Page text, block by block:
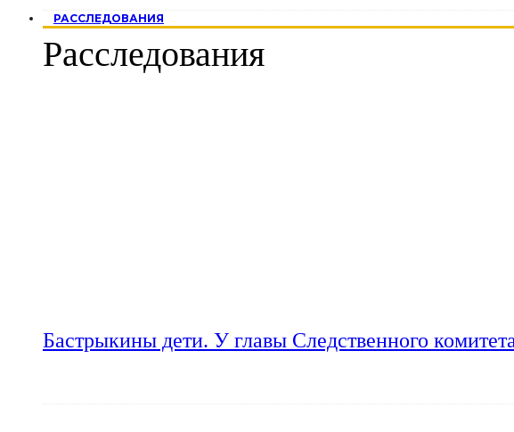
РАССЛЕДОВАНИЯ
Расследования
Бастрыкины дети. У главы Следственного